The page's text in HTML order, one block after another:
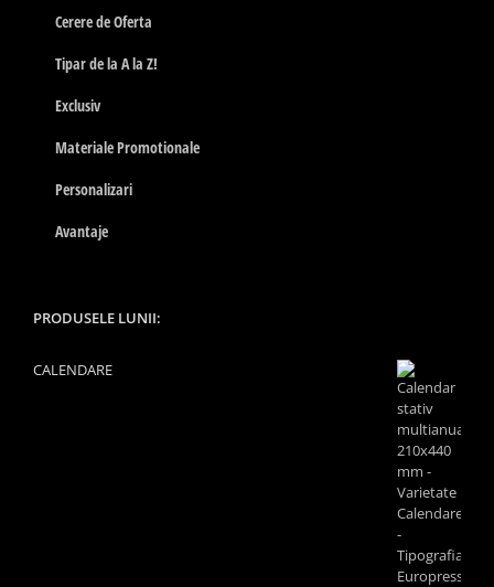
Cerere de Oferta
Tipar de la A la Z!
Exclusiv
Materiale Promotionale
Personalizari
Avantaje
PRODUSELE LUNII:
CALENDARE